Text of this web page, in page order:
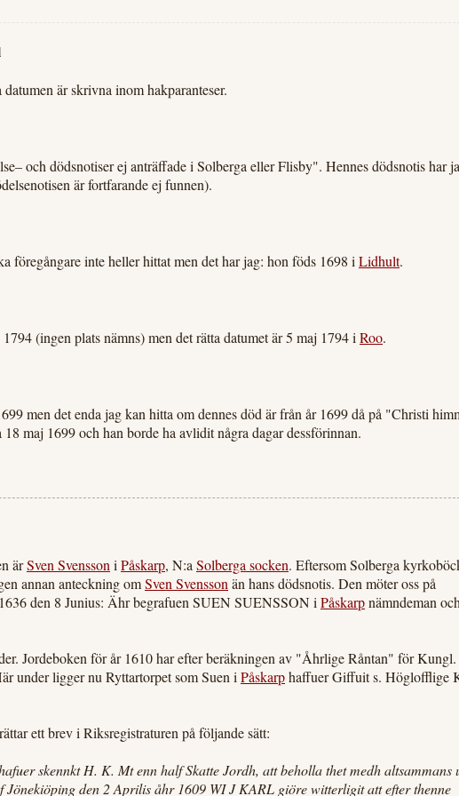
är skrivna inom hakparanteser.
och dödsnotiser ej anträffade i Solberga eller Flisby". Hennes dödsnotis har
är fortfarande ej funnen).
föregångare inte heller hittat men det har jag: hon föds 1698 i Lidhult.
(ingen plats nämns) men det rätta datumet är 5 maj 1794 i Roo.
men det enda jag kan hitta om dennes död är från år 1699 då på "Christi
maj 1699 och han borde ha avlidit några dagar dessförinnan.
ärSven Svensson i Påskarp, N:a Solberga socken. Eftersom Solberga
annan anteckning omSven Svensson än hans dödsnotis. Den möter oss på
den 8 Junius: Ähr begrafuen SUEN SUENSSON i Påskarpnämndeman
Jordeboken för år 1610 har efter beräkningen av "Åhrlige Råntan" för Kungl.
under ligger nu Ryttartorpet som Suen i Påskarphaffuer Giffuit s. Höglofflige
ett brev i Riksregistraturen på följande sätt:
skennkt H. K. Mt enn half Skatte Jordh, att beholla thet medh altsammans
den 2 Aprilis åhr 1609 WI J KARL giöre witterligit att efter thenne